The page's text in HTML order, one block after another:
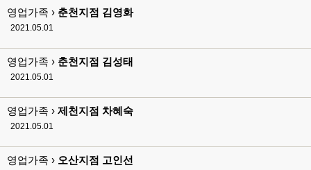
영업가족 › 춘천지점 김영화
2021.05.01
영업가족 › 춘천지점 김성태
2021.05.01
영업가족 › 제천지점 차혜숙
2021.05.01
영업가족 › 오산지점 고인선